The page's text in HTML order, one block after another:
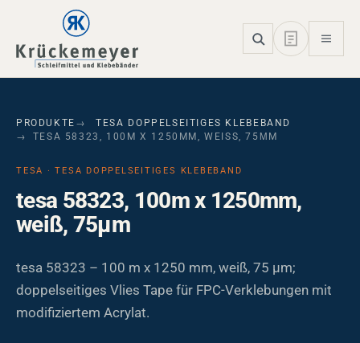
Skip to main navigation
Skip to main content
Skip to page footer
PRODUKTE
TESA DOPPELSEITIGES KLEBEBAND
TESA 58323, 100M X 1250MM, WEISS, 75ΜM
TESA · TESA DOPPELSEITIGES KLEBEBAND
tesa 58323, 100m x 1250mm,
weiß, 75µm
tesa 58323 – 100 m x 1250 mm, weiß, 75 µm;
doppelseitiges Vlies Tape für FPC-Verklebungen mit
modifiziertem Acrylat.